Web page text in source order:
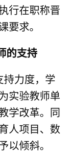
行在职称晋
要求。
的支持
持力度，学
实验教师单
学改革。同
人项目、数
以倾斜。